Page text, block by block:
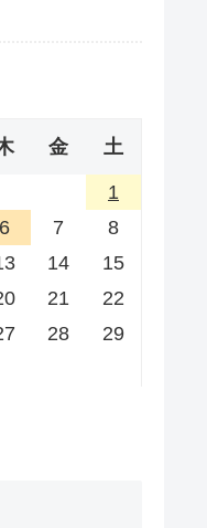
金 土
1
6 7
8
14
15
21
22
28
29